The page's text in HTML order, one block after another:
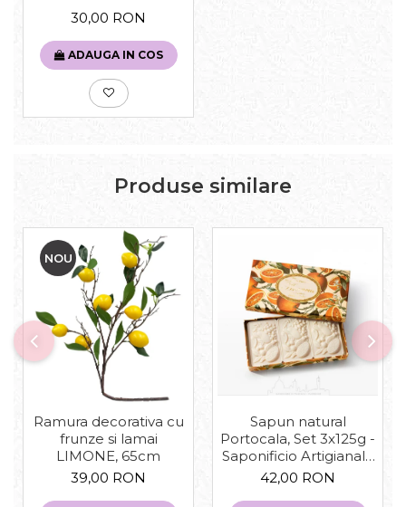
30,00 RON
ADAUGA IN COS
Produse similare
NOU
Ramura decorativa cu
frunze si lamai
LIMONE, 65cm
39,00 RON
Sapun natural
Portocala, Set 3x125g -
Saponificio Artigianale
Fiorentino
42,00 RON